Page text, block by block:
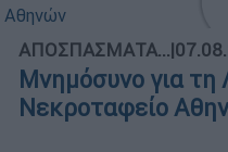
ΑΠΟΣΠΑΣΜΑΤΑ...|
Μνημόσυνο για τη
Νεκροταφείο